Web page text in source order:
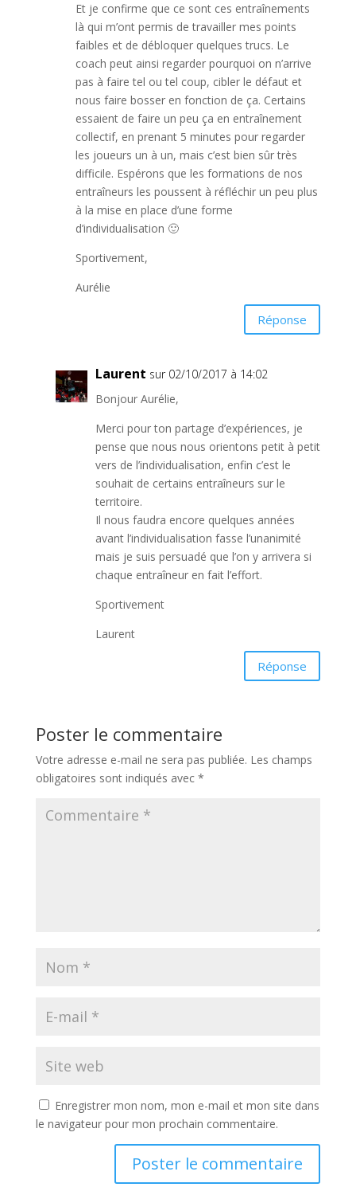
Et je confirme que ce sont ces entraînements
là qui m’ont permis de travailler mes points
faibles et de débloquer quelques trucs. Le
coach peut ainsi regarder pourquoi on n’arrive
pas à faire tel ou tel coup, cibler le défaut et
nous faire bosser en fonction de ça. Certains
essaient de faire un peu ça en entraînement
collectif, en prenant 5 minutes pour regarder
les joueurs un à un, mais c’est bien sûr très
difficile. Espérons que les formations de nos
entraîneurs les poussent à réfléchir un peu plus
à la mise en place d’une forme
d’individualisation 🙂
Sportivement,
Aurélie
Réponse
Laurent sur 02/10/2017 à 14:02
Bonjour Aurélie,
Merci pour ton partage d’expériences, je
pense que nous nous orientons petit à petit
vers de l’individualisation, enfin c’est le
souhait de certains entraîneurs sur le
territoire.
Il nous faudra encore quelques années
avant l’individualisation fasse l’unanimité
mais je suis persuadé que l’on y arrivera si
chaque entraîneur en fait l’effort.
Sportivement
Laurent
Réponse
Poster le commentaire
Votre adresse e-mail ne sera pas publiée. Les champs
obligatoires sont indiqués avec *
Enregistrer mon nom, mon e-mail et mon site dans
le navigateur pour mon prochain commentaire.